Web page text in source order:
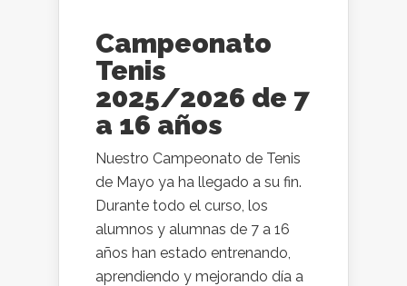
Campeonato
Tenis
2025/2026 de 7
a 16 años
Nuestro Campeonato de Tenis
de Mayo ya ha llegado a su fin.
Durante todo el curso, los
alumnos y alumnas de 7 a 16
años han estado entrenando,
aprendiendo y mejorando día a